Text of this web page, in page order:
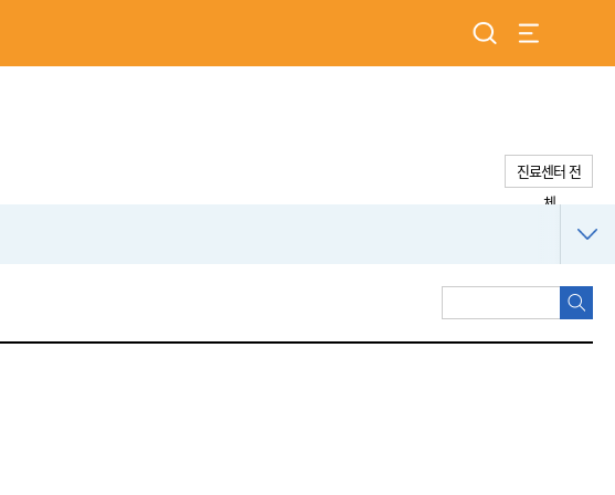
검색
진료센터 전
체
료
진